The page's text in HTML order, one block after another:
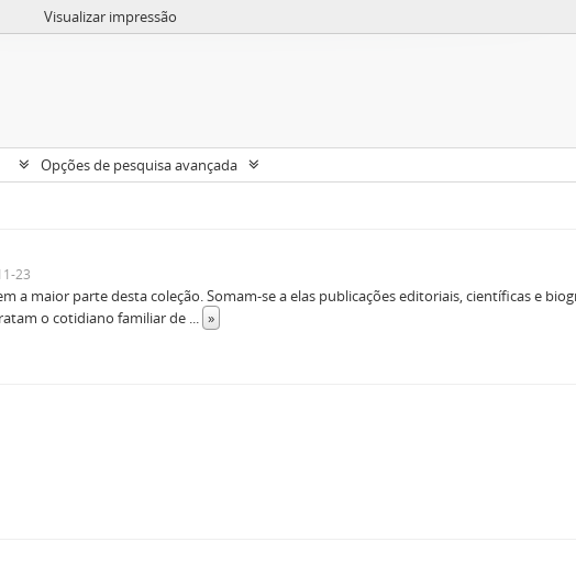
Visualizar impressão
Opções de pesquisa avançada
23
a maior parte desta coleção. Somam-se a elas publicações editoriais, científicas e
o cotidiano familiar de ... »